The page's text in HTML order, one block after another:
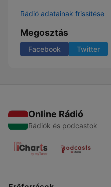
Rádió adatainak frissítése
Megosztás
Facebook Twitter
Online Rádió
Rádiók és podcastok